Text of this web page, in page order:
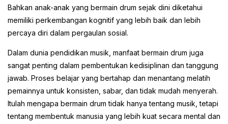
Bahkan anak-anak yang bermain drum sejak dini diketahui
memiliki perkembangan kognitif yang lebih baik dan lebih
percaya diri dalam pergaulan sosial.
Dalam dunia pendidikan musik, manfaat bermain drum juga
sangat penting dalam pembentukan kedisiplinan dan tanggung
jawab. Proses belajar yang bertahap dan menantang melatih
pemainnya untuk konsisten, sabar, dan tidak mudah menyerah.
Itulah mengapa bermain drum tidak hanya tentang musik, tetapi
tentang membentuk manusia yang lebih kuat secara mental dan